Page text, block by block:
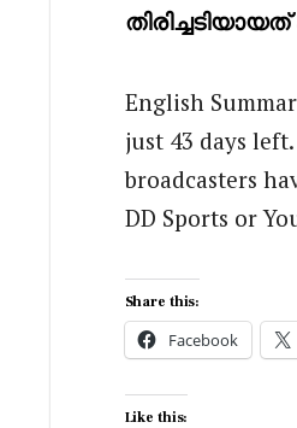
English
just 43 days
broadcasters
DD Sports or
Share this:
Facebook
Like this: